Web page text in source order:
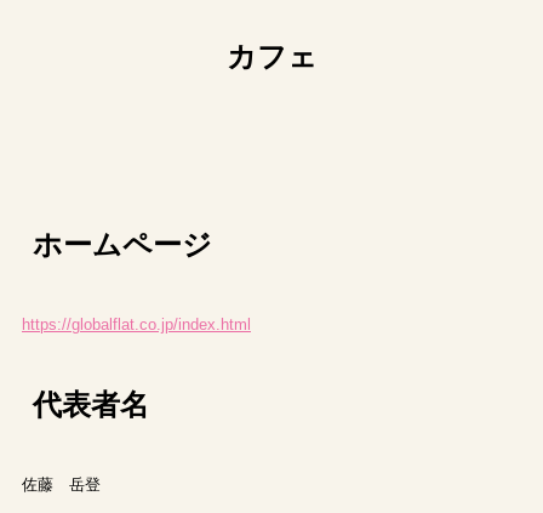
カフェ
ホームページ
https://globalflat.co.jp/index.html
代表者名
佐藤 岳登